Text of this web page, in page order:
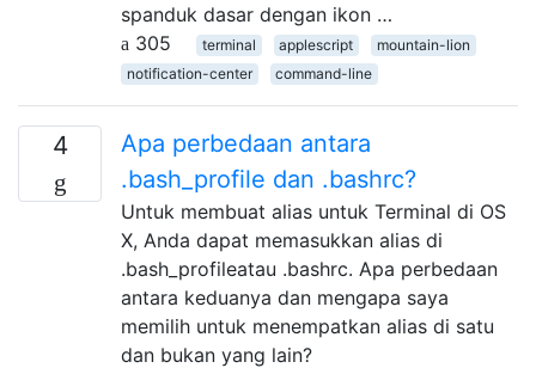
spanduk dasar dengan ikon …
305
terminal applescript
mountain-lion
notification-center
command-line
4
Apa perbedaan antara
.bash_profile dan .bashrc?
Untuk membuat alias untuk Terminal di OS
X, Anda dapat memasukkan alias di
.bash_profileatau .bashrc. Apa perbedaan
antara keduanya dan mengapa saya
memilih untuk menempatkan alias di satu
dan bukan yang lain?